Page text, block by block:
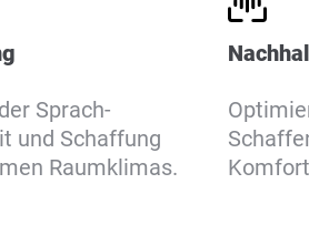
Sprach-
und Schaffung
Raumklimas.